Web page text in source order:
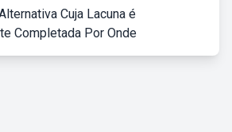
Cuja Lacuna é
Completada Por Onde